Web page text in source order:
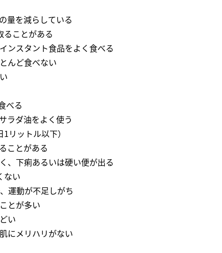
量を減らしている
ことがある
ンスタント食品をよく食べる
んど食べない
べる
ラダ油をよく使う
リットル以下）
ことがある
、下痢あるいは硬い便が出る
ない
運動が不足しがち
とが多い
い
にメリハリがない